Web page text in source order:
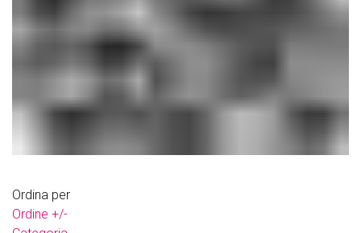
Ordina per
Ordine +/-